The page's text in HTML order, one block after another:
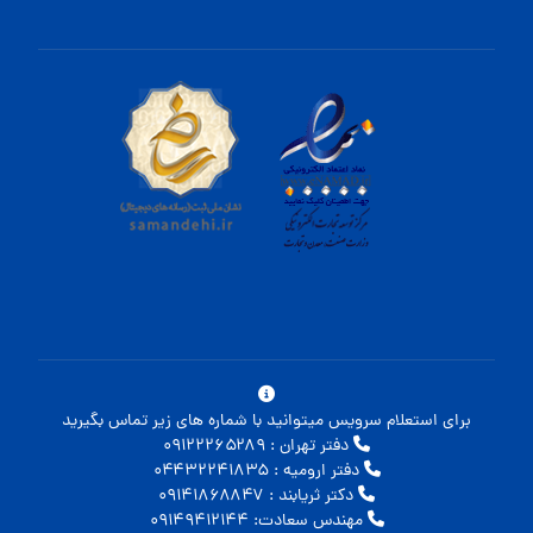
برای استعلام سرویس میتوانید با شماره های زیر تماس بگیرید
دفتر تهران : ۰۹۱۲۲۲۶۵۲۸۹
دفتر ارومیه : ۰۴۴۳۲۲۴۱۸۳۵
دکتر ثریابند : ۰۹۱۴۱۸۶۸۸۴۷
مهندس سعادت: ۰۹۱۴۹۴۱۲۱۴۴